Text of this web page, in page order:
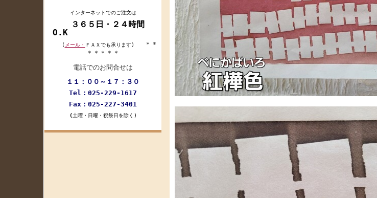
インターネットでのご注文は
３６５日・２４時間
O.K
( メール・ ＦＡＸでも承ります)
＊＊
＊＊＊＊＊
電話でのお問合せは
１１：００～１７：３０
Tel：025-229-1617
Fax：025-227-3401
(土曜・日曜・祝祭日を除く)